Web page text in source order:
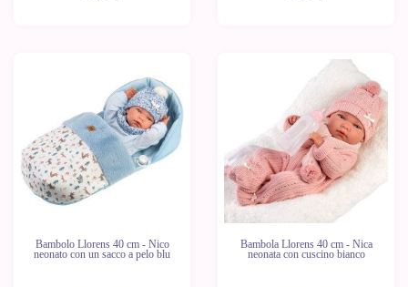
Bambolo Llorens 40 cm - Nico
neonato con un sacco a pelo blu
Bambola Llorens 40 cm - Nica
neonata con cuscino bianco